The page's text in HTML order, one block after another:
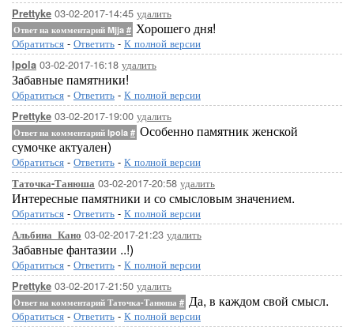
Prettyke 03-02-2017-14:45 удалить
Ответ на комментарий Mjja # Хорошего дня!
Обратиться - Ответить - К полной версии
Ipola 03-02-2017-16:18 удалить
Забавные памятники!
Обратиться - Ответить - К полной версии
Prettyke 03-02-2017-19:00 удалить
Ответ на комментарий Ipola # Особенно памятник женской
сумочке актуален)
Обратиться - Ответить - К полной версии
Таточка-Танюша 03-02-2017-20:58 удалить
Интересные памятники и со смысловым значением.
Обратиться - Ответить - К полной версии
Альбина_Кано 03-02-2017-21:23 удалить
Забавные фантазии ..!)
Обратиться - Ответить - К полной версии
Prettyke 03-02-2017-21:50 удалить
Ответ на комментарий Таточка-Танюша # Да, в каждом свой смысл.
Обратиться - Ответить - К полной версии